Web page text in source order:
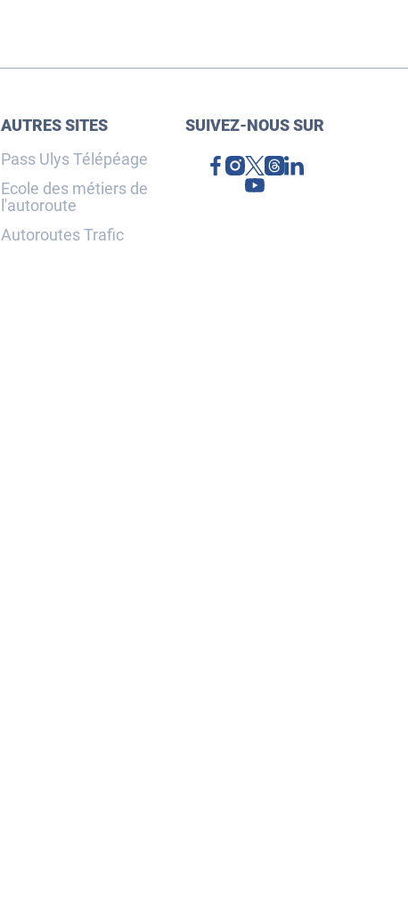
AUTRES SITES
Pass Ulys Télépéage
Ecole des métiers de
l'autoroute
Autoroutes Trafic
SUIVEZ-NOUS SUR